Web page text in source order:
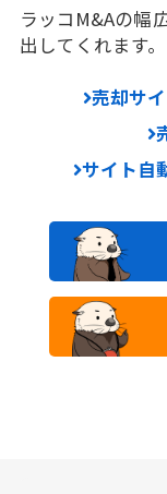
ラッコM&Aの幅
出してくれます。
売却サ
サイト自